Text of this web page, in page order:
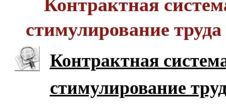
стимулирование
Контрактная
стимулирование